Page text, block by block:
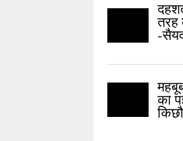
तरह
-
का